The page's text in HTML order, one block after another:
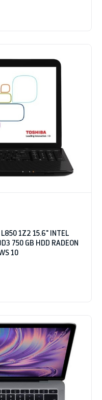
L850 1Z2 15.6" INTEL
750 GB HDD RADEON
10